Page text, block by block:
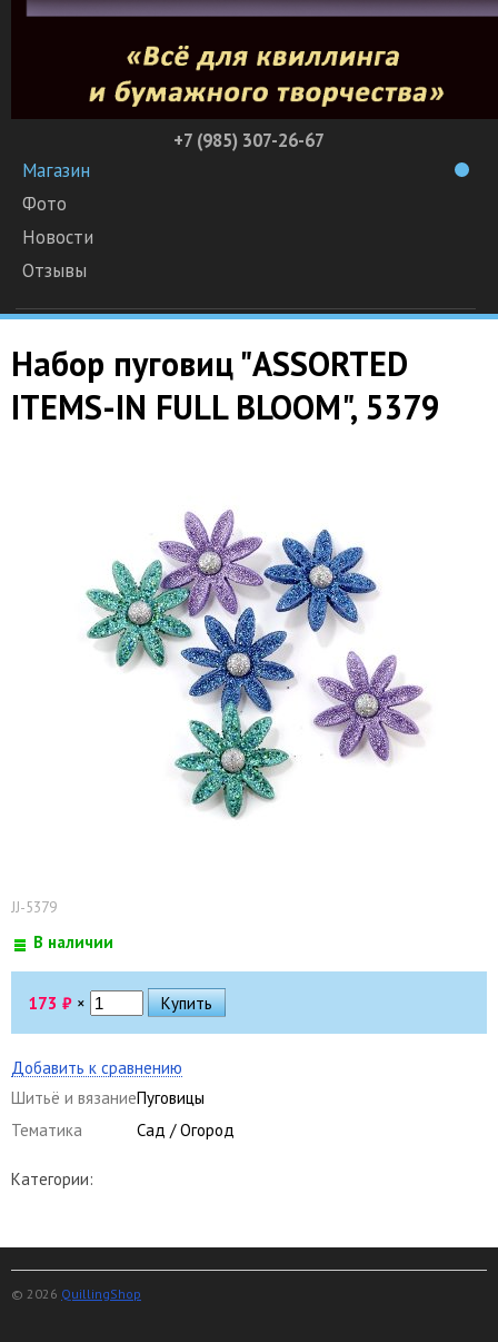
+7 (985) 307-26-67
Магазин
Фото
Новости
Отзывы
Набор пуговиц "ASSORTED
ITEMS-IN FULL BLOOM", 5379
JJ-5379
В наличии
173 ₽ ×
Добавить к сравнению
Шитьё и вязаниеПуговицы
Тематика
Сад / Огород
Категории:
© 2026 QuillingShop